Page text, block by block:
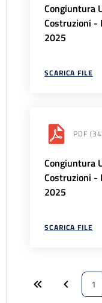
Congiuntura
Costruzioni -
2025
SCARICA FILE
PDF
Congiuntura
Costruzioni -
2025
SCARICA FILE
1